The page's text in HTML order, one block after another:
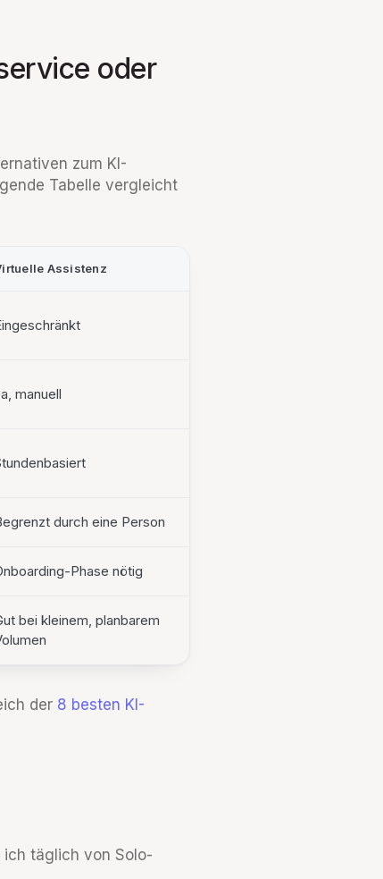
oder
zum KI-
Tabelle vergleicht
Assistenz
manuell
durch eine Person
Phase nötig
bei kleinem, planbarem
der 8 besten KI-
ich täglich von Solo-